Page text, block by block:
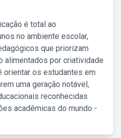
é total ao
no ambiente escolar,
que priorizam
alimentados por criatividade
orientar os estudantes em
uma geração notável,
reconhecidas
acadêmicas do mundo -